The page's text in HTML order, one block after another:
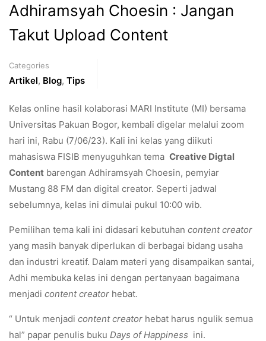
Adhiramsyah Choesin : Jangan
Takut Upload Content
Categories
Artikel, Blog, Tips
Kelas online hasil kolaborasi MARI Institute (MI) bersama
Universitas Pakuan Bogor, kembali digelar melalui zoom
hari ini, Rabu (7/06/23). Kali ini kelas yang diikuti
mahasiswa FISIB menyuguhkan tema Creative Digtal
Content barengan Adhiramsyah Choesin, pemyiar
Mustang 88 FM dan digital creator. Seperti jadwal
sebelumnya, kelas ini dimulai pukul 10:00 wib.
Pemilihan tema kali ini didasari kebutuhan content creator
yang masih banyak diperlukan di berbagai bidang usaha
dan industri kreatif. Dalam materi yang disampaikan santai,
Adhi membuka kelas ini dengan pertanyaan bagaimana
menjadi content creator hebat.
“ Untuk menjadi content creator hebat harus ngulik semua
hal” papar penulis buku Days of Happiness ini.